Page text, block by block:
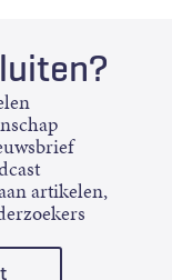
artikelen,